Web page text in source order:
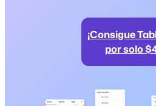
¡Consigue
por solo